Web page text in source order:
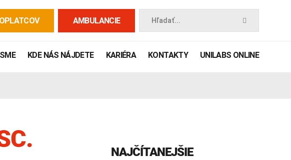
AMBULANCIE Hľadať...
KDE NÁS NÁJDETE KARIÉRA KONTAKTY UNILABS ONLINE
NAJČÍTANEJŠIE